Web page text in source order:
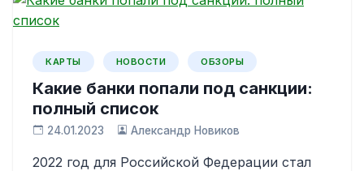
КАРТЫ НОВОСТИ ОБЗОРЫ
Какие банки попали под санкции:
полный список
24.01.2023 Александр Новиков
2022 год для Российской Федерации стал